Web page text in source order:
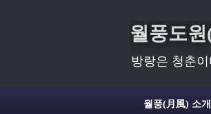
월풍도
방랑은 청춘
월풍(月風) 소개